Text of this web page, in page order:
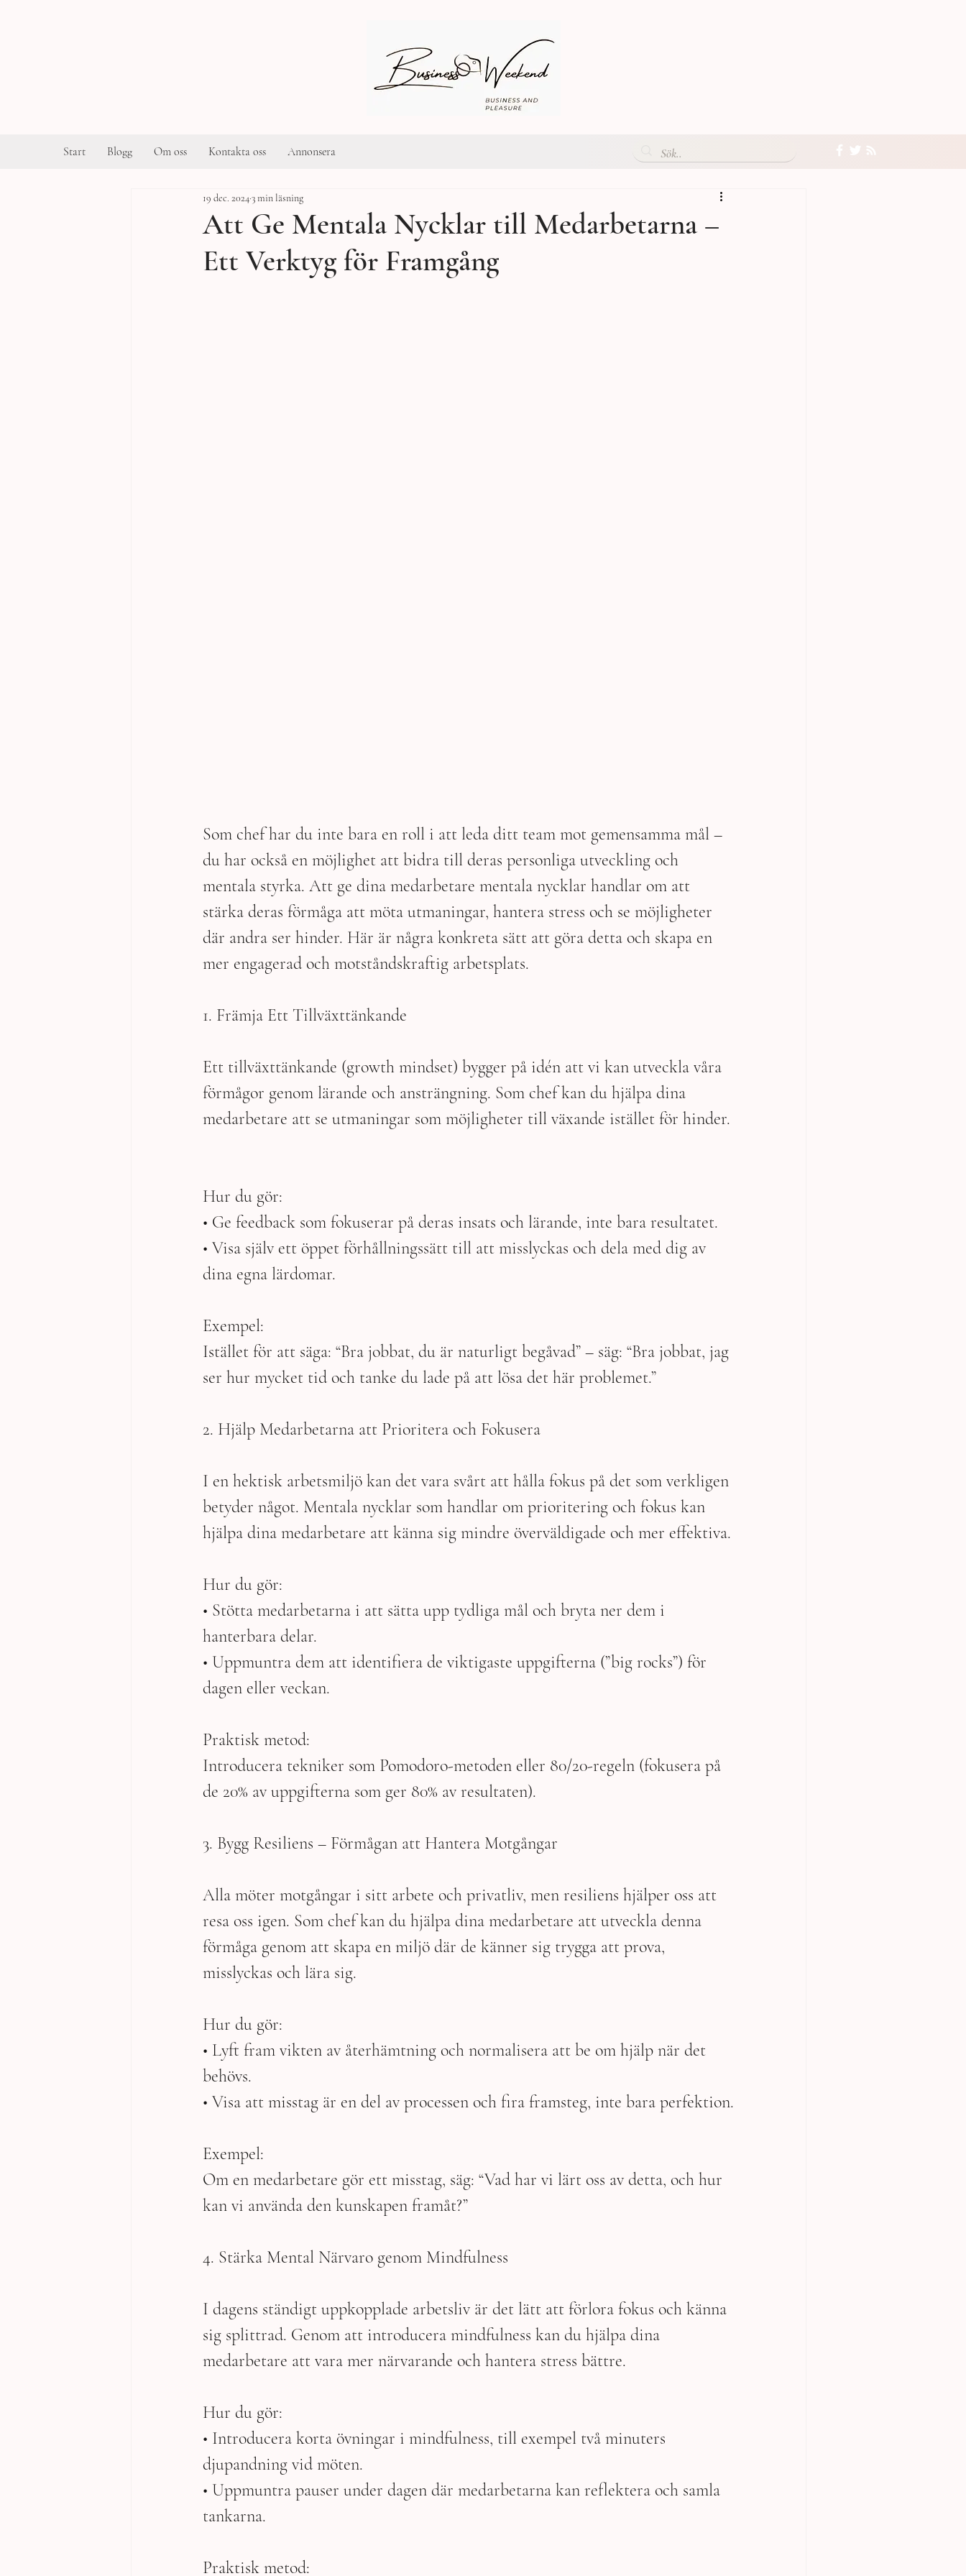
Start Blogg Om oss Kontakta oss Annonsera
Att Ge Mentala Nycklar till Medarbetarna –
Ett Verktyg för Framgång
19 dec. 20243 min läsning
Som chef har du inte bara en roll i att leda ditt team mot gemensamma mål –
du har också en möjlighet att bidra till deras personliga utveckling och
mentala styrka. Att ge dina medarbetare mentala nycklar handlar om att
stärka deras förmåga att möta utmaningar, hantera stress och se möjligheter
där andra ser hinder. Här är några konkreta sätt att göra detta och skapa en
mer engagerad och motståndskraftig arbetsplats.
1. Främja Ett Tillväxttänkande
Ett tillväxttänkande (growth mindset) bygger på idén att vi kan utveckla våra
förmågor genom lärande och ansträngning. Som chef kan du hjälpa dina
medarbetare att se utmaningar som möjligheter till växande istället för hinder.
Hur du gör:
• Ge feedback som fokuserar på deras insats och lärande, inte bara resultatet.
• Visa själv ett öppet förhållningssätt till att misslyckas och dela med dig av
dina egna lärdomar.
Exempel:
Istället för att säga: “Bra jobbat, du är naturligt begåvad” – säg: “Bra jobbat, jag
ser hur mycket tid och tanke du lade på att lösa det här problemet.”
2. Hjälp Medarbetarna att Prioritera och Fokusera
I en hektisk arbetsmiljö kan det vara svårt att hålla fokus på det som verkligen
betyder något. Mentala nycklar som handlar om prioritering och fokus kan
hjälpa dina medarbetare att känna sig mindre överväldigade och mer effektiva.
Hur du gör:
• Stötta medarbetarna i att sätta upp tydliga mål och bryta ner dem i
hanterbara delar.
• Uppmuntra dem att identifiera de viktigaste uppgifterna (”big rocks”) för
dagen eller veckan.
Praktisk metod:
Introducera tekniker som Pomodoro-metoden eller 80/20-regeln (fokusera på
de 20% av uppgifterna som ger 80% av resultaten).
3. Bygg Resiliens – Förmågan att Hantera Motgångar
Alla möter motgångar i sitt arbete och privatliv, men resiliens hjälper oss att
resa oss igen. Som chef kan du hjälpa dina medarbetare att utveckla denna
förmåga genom att skapa en miljö där de känner sig trygga att prova,
misslyckas och lära sig.
Hur du gör:
• Lyft fram vikten av återhämtning och normalisera att be om hjälp när det
behövs.
• Visa att misstag är en del av processen och fira framsteg, inte bara perfektion.
Exempel:
Om en medarbetare gör ett misstag, säg: “Vad har vi lärt oss av detta, och hur
kan vi använda den kunskapen framåt?”
4. Stärka Mental Närvaro genom Mindfulness
I dagens ständigt uppkopplade arbetsliv är det lätt att förlora fokus och känna
sig splittrad. Genom att introducera mindfulness kan du hjälpa dina
medarbetare att vara mer närvarande och hantera stress bättre.
Hur du gör:
• Introducera korta övningar i mindfulness, till exempel två minuters
djupandning vid möten.
• Uppmuntra pauser under dagen där medarbetarna kan reflektera och samla
tankarna.
Praktisk metod: